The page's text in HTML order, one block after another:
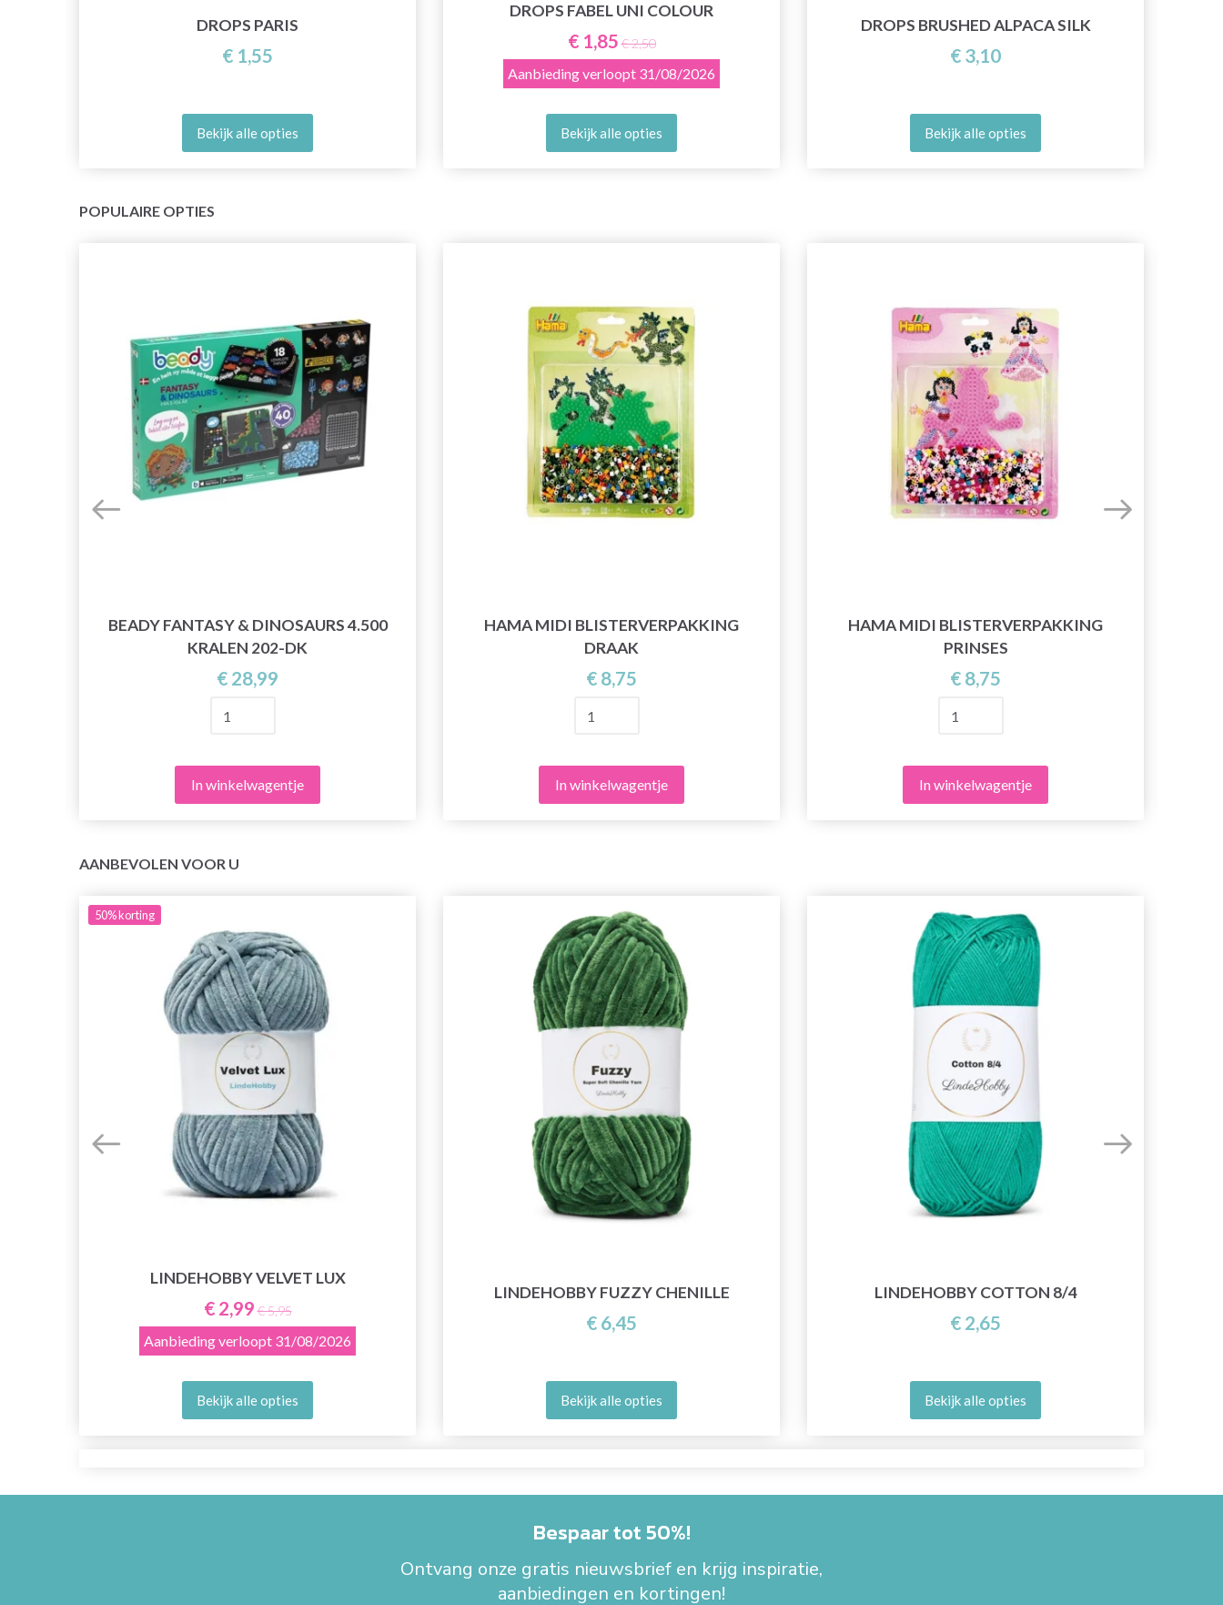
DROPS PARIS
€ 1,55
Bekijk alle opties
DROPS FABEL UNI COLOUR
€ 1,85 € 2,50
Aanbieding verloopt 31/08/2026
Bekijk alle opties
DROPS BRUSHED ALPACA SILK
€ 3,10
Bekijk alle opties
POPULAIRE OPTIES
BEADY FANTASY & DINOSAURS 4.500
KRALEN 202-DK
€ 28,99
In winkelwagentje
HAMA MIDI BLISTERVERPAKKING
DRAAK
€ 8,75
In winkelwagentje
HAMA MIDI BLISTERVERPAKKING
PRINSES
€ 8,75
In winkelwagentje
AANBEVOLEN VOOR U
50%korting
LINDEHOBBY VELVET LUX
€ 2,99 € 5,95
Aanbieding verloopt 31/08/2026
Bekijk alle opties
LINDEHOBBY FUZZY CHENILLE
€ 6,45
Bekijk alle opties
LINDEHOBBY COTTON 8/4
€ 2,65
Bekijk alle opties
Bespaar tot 50%!
Ontvang onze gratis nieuwsbrief en krijg inspiratie,
aanbiedingen en kortingen!